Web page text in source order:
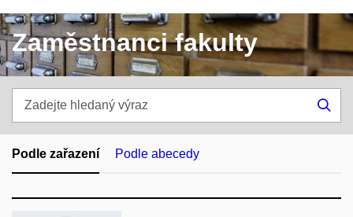
Zaměstnanci fakulty
hledaný
výraz
Podle zařazení Podle abecedy